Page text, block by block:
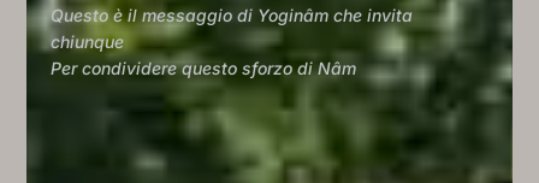
Questo è il messaggio di Yoginâm che invita
chiunque
Per condividere questo sforzo di Nâm